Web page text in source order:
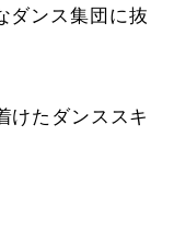
ダンス集団に抜
けたダンススキ